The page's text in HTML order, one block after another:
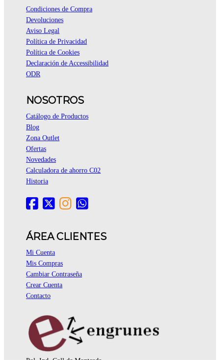
Condiciones de Compra
Devoluciones
Aviso Legal
Política de Privacidad
Política de Cookies
Declaración de Accessibilidad
ODR
NOSOTROS
Catálogo de Productos
Blog
Zona Outlet
Ofertas
Novedades
Calculadora de ahorro C02
Historia
ÁREA CLIENTES
Mi Cuenta
Mis Compras
Cambiar Contraseña
Crear Cuenta
Contacto